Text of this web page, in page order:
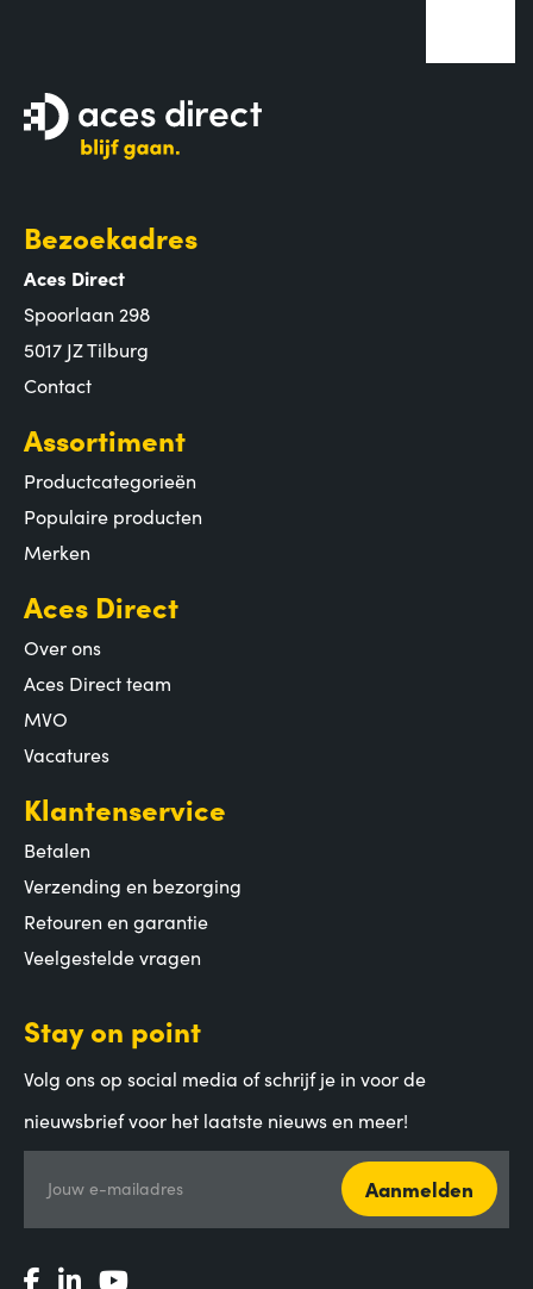
Bezoekadres
Aces Direct
Spoorlaan 298
5017 JZ Tilburg
Contact
Assortiment
Productcategorieën
Populaire producten
Merken
Aces Direct
Over ons
Aces Direct team
MVO
Vacatures
Klantenservice
Betalen
Verzending en bezorging
Retouren en garantie
Veelgestelde vragen
Stay on point
Volg ons op social media of schrijf je in voor de
nieuwsbrief voor het laatste nieuws en meer!
Jouw e-mailadres Aanmelden